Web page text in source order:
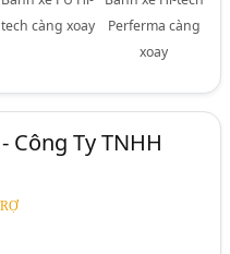
tech càng xoay
Perferma càng
xoay
Công Ty TNHH